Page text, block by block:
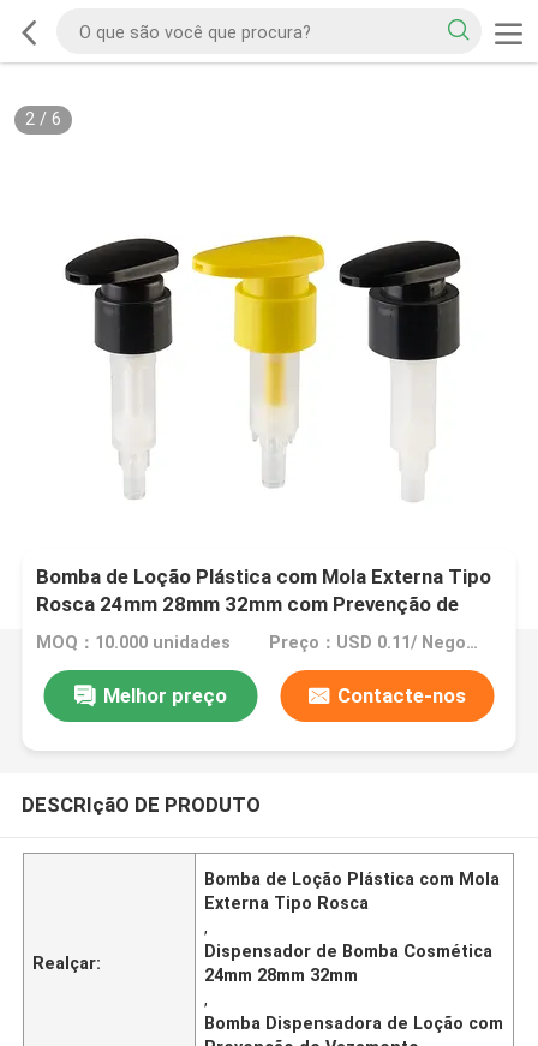
2/ 6
Bomba de Loção Plástica com Mola Externa Tipo
Rosca 24mm 28mm 32mm com Prevenção de
Vazamento para Frascos Cosméticos
MOQ：10.000 unidades Preço：USD 0.11/ Negotiable
Melhor preço Contacte-nos
DESCRIçãO DE PRODUTO
Realçar:
Bomba de Loção Plástica com Mola
Externa Tipo Rosca
,
Dispensador de Bomba Cosmética
24mm 28mm 32mm
,
Bomba Dispensadora de Loção com